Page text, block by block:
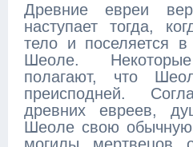
Древние евреи
наступает тогда,
тело и поселяется
Шеоле.
полагают, что
преисподней.
древних евреев,
Шеоле свою